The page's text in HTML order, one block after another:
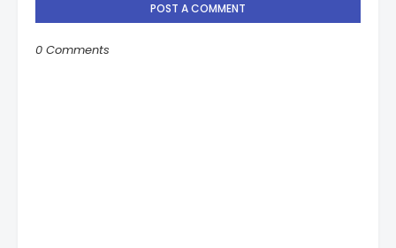
POST A COMMENT
0 Comments